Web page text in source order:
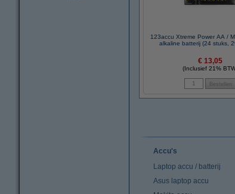
123accu Xtreme Power AA /
alkaline batterij (24 stuks,
€ 13,05
(Inclusief 21%
Accu's
Laptop accu / batterij
Asus laptop accu